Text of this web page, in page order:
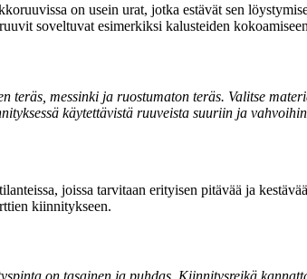
on usein urat, jotka estävät sen
soveltuvat esimerkiksi kalusteiden
messinki ja ruostumaton teräs. Valitse
käytettävistä ruuveista suuriin ja
joissa tarvitaan erityisen pitävää ja
kiinnitykseen.